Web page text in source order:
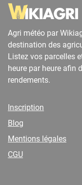
Agri météo par
destination des
Listez vos parcelles
heure par heure afin
rendements.
Inscription
Blog
Mentions légales
CGU